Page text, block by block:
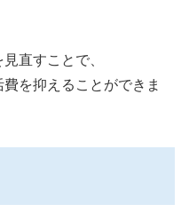
直すことで、
を抑えることができま